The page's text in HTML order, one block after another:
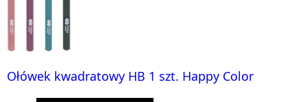
Ołówek kwadratowy HB 1 szt. Happy Color